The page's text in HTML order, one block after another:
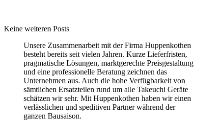
Keine weiteren Posts
Unsere Zusammenarbeit mit der Firma Huppenkothen
besteht bereits seit vielen Jahren. Kurze Lieferfristen,
pragmatische Lösungen, marktgerechte Preisgestaltung
und eine professionelle Beratung zeichnen das
Unternehmen aus. Auch die hohe Verfügbarkeit von
sämtlichen Ersatzteilen rund um alle Takeuchi Geräte
schätzen wir sehr. Mit Huppenkothen haben wir einen
verlässlichen und speditiven Partner während der
ganzen Bausaison.